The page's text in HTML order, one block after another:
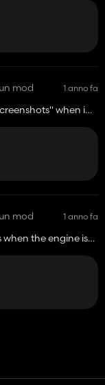
mod 1 anno fa
when i
wants to upload
to my page
mod 1 anno fa
the engine is